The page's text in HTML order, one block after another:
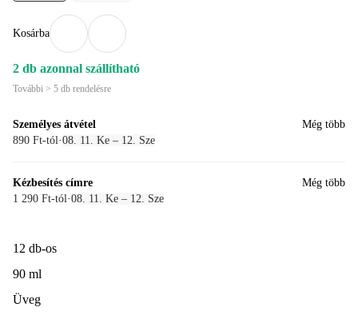
Kosárba
2 db azonnal szállítható
További > 5 db rendelésre
Személyes átvétel
890 Ft-tól ·08. 11. Ke – 12. Sze
Még több
Kézbesítés címre
1 290 Ft-tól ·08. 11. Ke – 12. Sze
Még több
12 db-os
90 ml
Üveg